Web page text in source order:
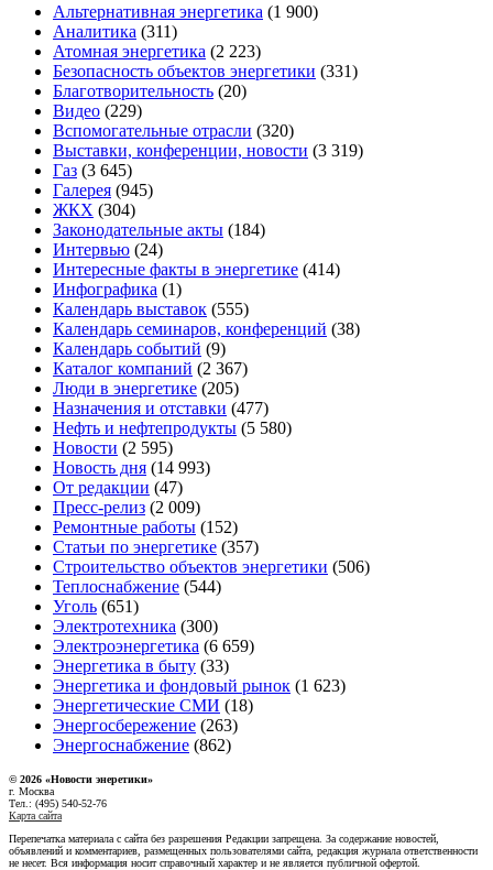
Альтернативная энергетика (1 900)
Аналитика (311)
Атомная энергетика (2 223)
Безопасность объектов энергетики (331)
Благотворительность (20)
Видео (229)
Вспомогательные отрасли (320)
Выставки, конференции, новости (3 319)
Газ (3 645)
Галерея (945)
ЖКХ (304)
Законодательные акты (184)
Интервью (24)
Интересные факты в энергетике (414)
Инфографика (1)
Календарь выставок (555)
Календарь семинаров, конференций (38)
Календарь событий (9)
Каталог компаний (2 367)
Люди в энергетике (205)
Назначения и отставки (477)
Нефть и нефтепродукты (5 580)
Новости (2 595)
Новость дня (14 993)
От редакции (47)
Пресс-релиз (2 009)
Ремонтные работы (152)
Статьи по энергетике (357)
Строительство объектов энергетики (506)
Теплоснабжение (544)
Уголь (651)
Электротехника (300)
Электроэнергетика (6 659)
Энергетика в быту (33)
Энергетика и фондовый рынок (1 623)
Энергетические СМИ (18)
Энергосбережение (263)
Энергоснабжение (862)
© 2026 «Новости энеретики»
г. Москва
Тел.: (495) 540-52-76
Карта сайта
Перепечатка материала с сайта без разрешения Редакции запрещена. За содержание новостей,
объявлений и комментариев, размещенных пользователями сайта, редакция журнала ответственности
не несет. Вся информация носит справочный характер и не является публичной офертой.